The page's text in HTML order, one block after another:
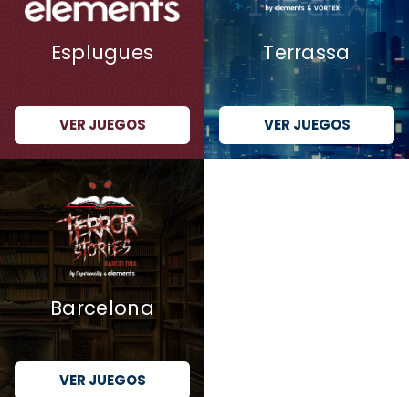
Esplugues
VER JUEGOS
Terrassa
VER JUEGOS
Barcelona
VER JUEGOS